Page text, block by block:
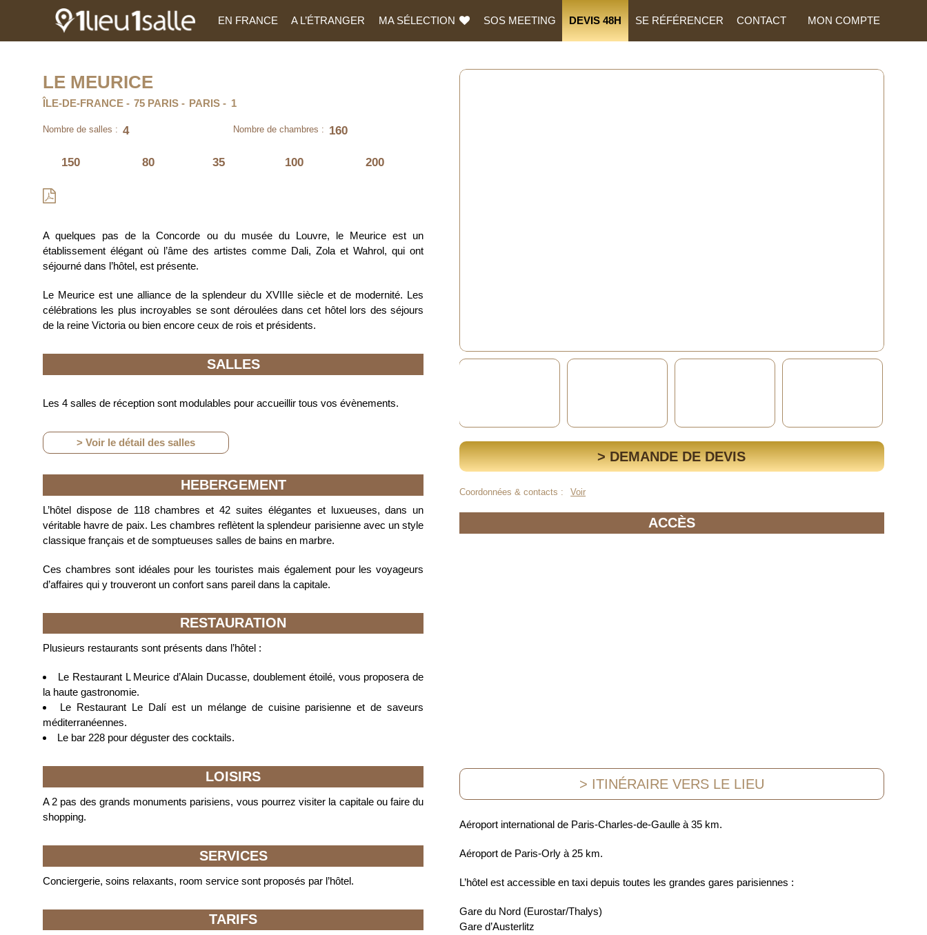
EN FRANCE A L’ÉTRANGER MA SÉLECTION SOS MEETING DEVIS 48H SE RÉFÉRENCER CONTACT MON COMPTE
LE MEURICE
ÎLE-DE-FRANCE 75 PARIS PARIS 1
Nombre de salles : 4 Nombre de chambres : 160
150 80 35 100 200
A quelques pas de la Concorde ou du musée du Louvre, le Meurice est un
établissement élégant où l’âme des artistes comme Dali, Zola et Wahrol, qui ont
séjourné dans l’hôtel, est présente.
Le Meurice est une alliance de la splendeur du XVIIIe siècle et de modernité. Les
célébrations les plus incroyables se sont déroulées dans cet hôtel lors des séjours
de la reine Victoria ou bien encore ceux de rois et présidents.
SALLES
Les 4 salles de réception sont modulables pour accueillir tous vos évènements.
> Voir le détail des salles
HEBERGEMENT
L’hôtel dispose de 118 chambres et 42 suites élégantes et luxueuses, dans un
véritable havre de paix. Les chambres reflètent la splendeur parisienne avec un style
classique français et de somptueuses salles de bains en marbre.
Ces chambres sont idéales pour les touristes mais également pour les voyageurs
d’affaires qui y trouveront un confort sans pareil dans la capitale.
RESTAURATION
Plusieurs restaurants sont présents dans l’hôtel :
Le Restaurant L Meurice d’Alain Ducasse, doublement étoilé, vous proposera de
la haute gastronomie.
Le Restaurant Le Dalí est un mélange de cuisine parisienne et de saveurs
méditerranéennes.
Le bar 228 pour déguster des cocktails.
LOISIRS
A 2 pas des grands monuments parisiens, vous pourrez visiter la capitale ou faire du
shopping.
SERVICES
Conciergerie, soins relaxants, room service sont proposés par l’hôtel.
TARIFS
> DEMANDE DE DEVIS
Coordonnées & contacts : Voir
ACCÈS
> ITINÉRAIRE VERS LE LIEU
Aéroport international de Paris-Charles-de-Gaulle à 35 km.
Aéroport de Paris-Orly à 25 km.
L’hôtel est accessible en taxi depuis toutes les grandes gares parisiennes :
Gare du Nord (Eurostar/Thalys)
Gare d’Austerlitz